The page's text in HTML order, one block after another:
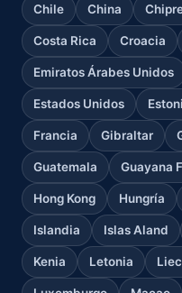
Chile China
Costa Rica Croacia
Emiratos Árabes Unidos
Estados Unidos
Francia Gibraltar
Guatemala Guayana
Hong Kong Hungría
Islandia Islas Aland
Kenia Letonia